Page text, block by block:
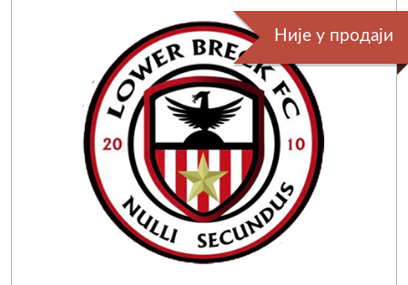
Није у продаји